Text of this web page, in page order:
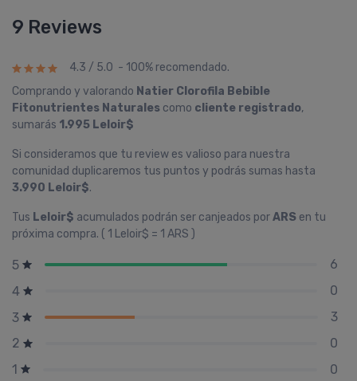
9 Reviews
4.3 / 5.0 - 100% recomendado.
Comprando y valorando Natier Clorofila Bebible
Fitonutrientes Naturales como cliente registrado,
sumarás 1.995 Leloir$
Si consideramos que tu review es valioso para nuestra
comunidad duplicaremos tus puntos y podrás sumas hasta
3.990 Leloir$.
Tus Leloir$ acumulados podrán ser canjeados porARS en tu
próxima compra. ( 1 Leloir$ = 1 ARS )
5
6
4
0
3
3
2
0
1
0